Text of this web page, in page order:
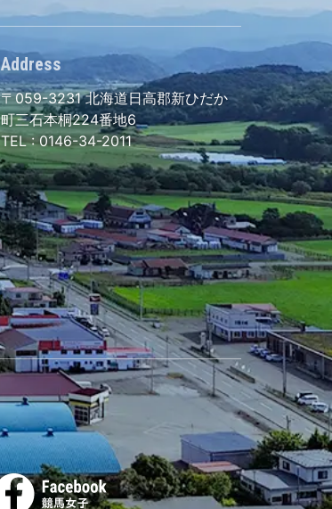
Address
〒059-3231北海道日高郡新ひだか
町三石本桐224番地6
TEL :0146-34-2011